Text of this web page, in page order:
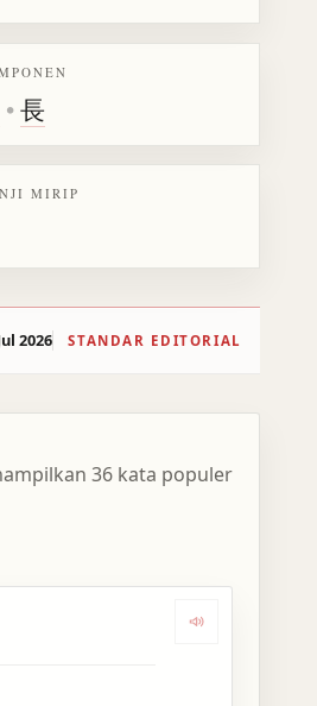
•長
MIRIP
2026 STANDAR EDITORIAL
36 kata populer
し Dengarkan